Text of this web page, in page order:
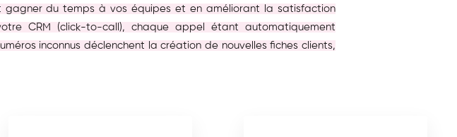
gagner du temps à vos équipes et en améliorant la satisfaction
CRM (click-to-call), chaque appel étant automatiquement
inconnus déclenchent la création de nouvelles fiches clients,